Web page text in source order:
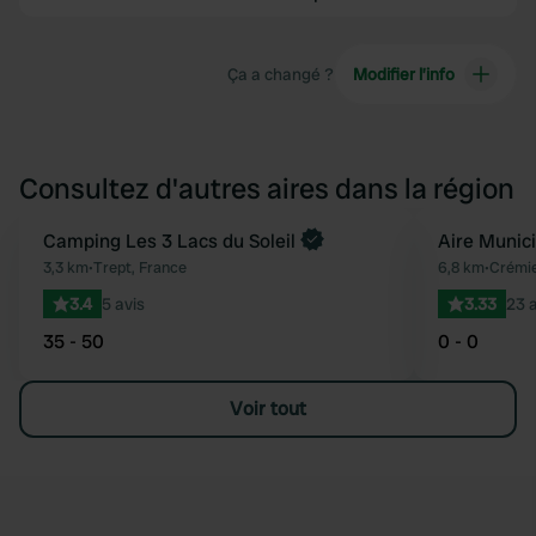
Ça a changé ? Modifier l’info
Consultez d'autres aires dans la région
Préféré
Camping Les 3 Lacs du Soleil
3,3 km•Trept, France
3.4 5 avis
35 - 50
Aire
6,8 km•
3.33 23
0 - 0
Voir tout